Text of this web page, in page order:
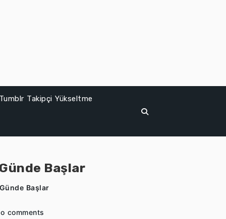
Takipçi Yükseltme
Başlar
Başlar
comments